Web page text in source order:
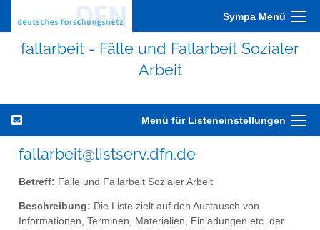
Sympa Menü
fallarbeit - Fälle und Fallarbeit Sozialer
Arbeit
Menü für Listeneinstellungen
fallarbeit@listserv.dfn.de
Betreff: Fälle und Fallarbeit Sozialer Arbeit
Beschreibung: Die Liste zielt auf den Austausch von
Informationen, Terminen, Materialien, Einladungen etc. der